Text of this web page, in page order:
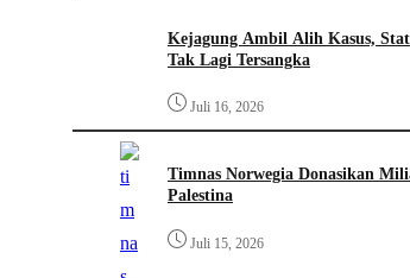
Kejagung Ambil Alih Kasus,
Tak Lagi Tersangka
Juli 16, 2026
Timnas Norwegia Donasikan
Palestina
Juli 15, 2026